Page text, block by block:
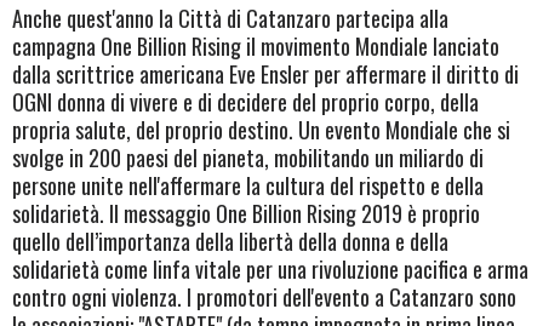
Anche quest'anno la Città di Catanzaro partecipa alla
campagna One Billion Rising il movimento Mondiale lanciato
dalla scrittrice americana Eve Ensler per affermare il diritto di
OGNI donna di vivere e di decidere del proprio corpo, della
propria salute, del proprio destino. Un evento Mondiale che si
svolge in 200 paesi del pianeta, mobilitando un miliardo di
persone unite nell'affermare la cultura del rispetto e della
solidarietà. Il messaggio One Billion Rising 2019 è proprio
quello dell’importanza della libertà della donna e della
solidarietà come linfa vitale per una rivoluzione pacifica e arma
contro ogni violenza. I promotori dell'evento a Catanzaro sono